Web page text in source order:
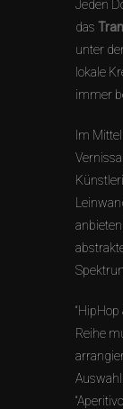
Jeden
das
unter
lokale
immer
Im
Reihe
Auswahl